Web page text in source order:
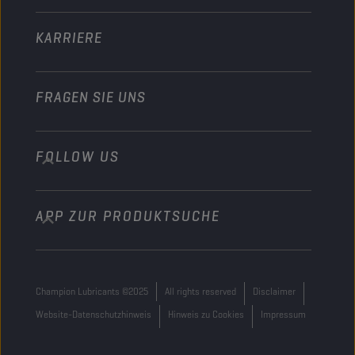
KARRIERE
FRAGEN SIE UNS
info@championlubes.com
+32 3 870 00 20
Georges Gilliotstraat, 52 2620 Hemiksem
FOLLOW US
APP ZUR PRODUKTSUCHE
Champion Lubricants ©2025 All rights reserved
Disclaimer
Website-Datenschutzhinweis
Hinweis zu Cookies Impressum